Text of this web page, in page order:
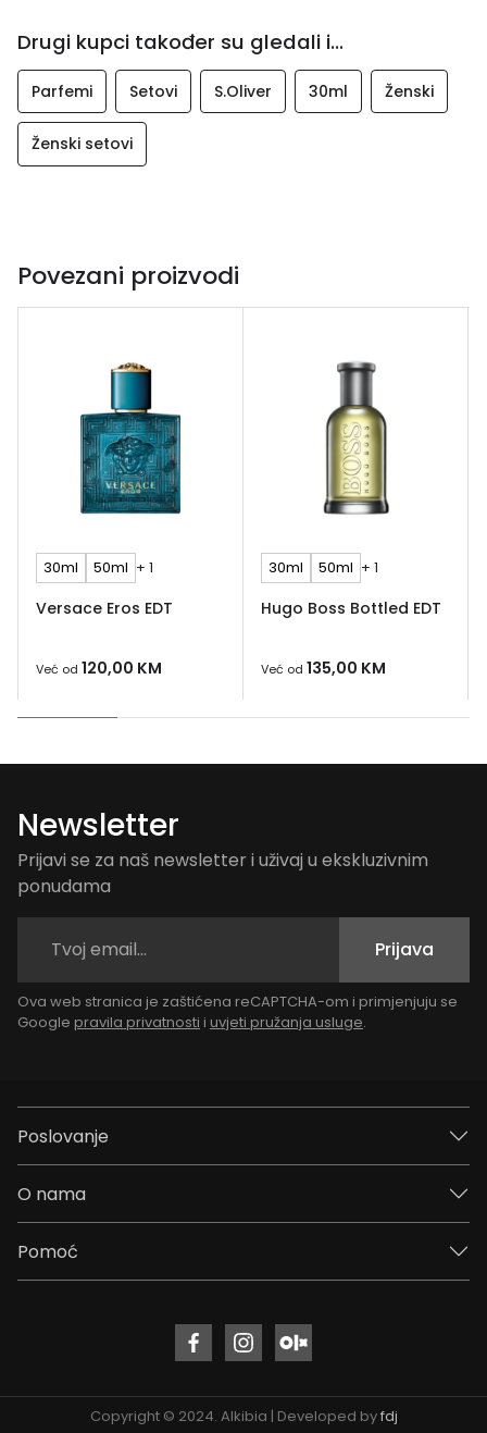
Drugi kupci također su gledali i...
Parfemi Setovi S.Oliver 30ml Ženski
Ženski setovi
Povezani proizvodi
30ml 50ml + 1
Versace Eros EDT
Već od 120,00 KM
30ml 50ml + 1
Hugo Boss Bottled EDT
Već od 135,00 KM
Newsletter
Prijavi se za naš newsletter i uživaj u ekskluzivnim
ponudama
Prijava
Ova web stranica je zaštićena reCAPTCHA-om i primjenjuju se
Google pravila privatnosti i uvjeti pružanja usluge.
Poslovanje
O nama
Pomoć
Copyright © 2024. Alkibia | Developed byfdj